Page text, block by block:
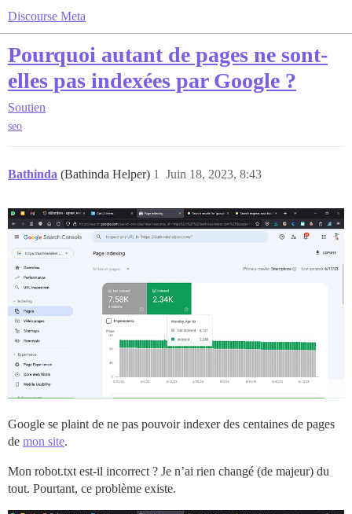
Discourse Meta
Pourquoi autant de pages ne sont-
elles pas indexées par Google ?
Soutien
seo
Bathinda (Bathinda Helper) Juin 18, 2023, 8:43
1
Google se plaint de ne pas pouvoir indexer des centaines de pages
de mon site.
Mon robot.txt est-il incorrect ? Je n’ai rien changé (de majeur) du
tout. Pourtant, ce problème existe.